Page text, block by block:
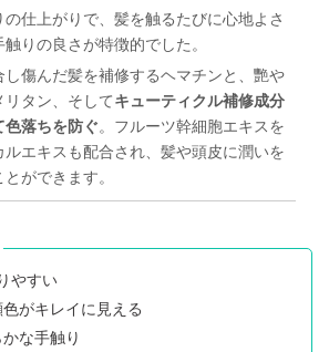
仕上がりで、髪を触るたびに心地よさ
りの良さが特徴的でした。
傷んだ髪を補修するヘマチンと、艷や
タン、そしてキューティクル補修成分
落ちを防ぐ。フルーツ幹細胞エキスを
エキスも配合され、髪や頭皮に潤いを
ができます。
やすい
がキレイに見える
な手触り